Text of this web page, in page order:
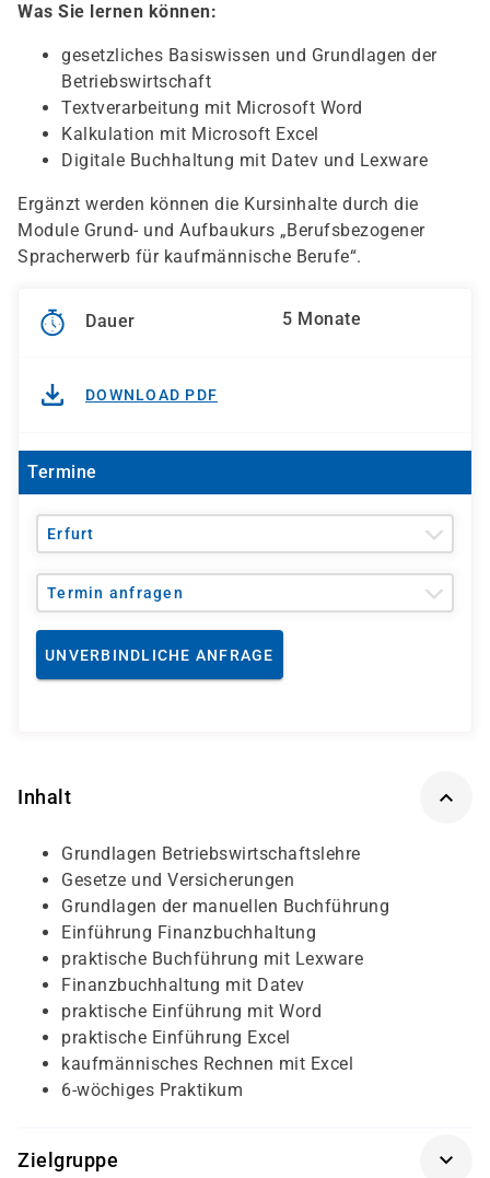
Was Sie lernen können:
gesetzliches Basiswissen und Grundlagen der
Betriebswirtschaft
Textverarbeitung mit Microsoft Word
Kalkulation mit Microsoft Excel
Digitale Buchhaltung mit Datev und Lexware
Ergänzt werden können die Kursinhalte durch die
Module Grund- und Aufbaukurs „Berufsbezogener
Spracherwerb für kaufmännische Berufe“.
Dauer 5 Monate
DOWNLOAD PDF
Termine
Erfurt
Termin anfragen
UNVERBINDLICHE ANFRAGE
Inhalt
Grundlagen Betriebswirtschaftslehre
Gesetze und Versicherungen
Grundlagen der manuellen Buchführung
Einführung Finanzbuchhaltung
praktische Buchführung mit Lexware
Finanzbuchhaltung mit Datev
praktische Einführung mit Word
praktische Einführung Excel
kaufmännisches Rechnen mit Excel
6-wöchiges Praktikum
Zielgruppe